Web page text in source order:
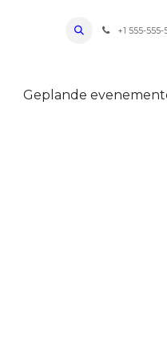
Bevoorradingen FAQ+1 555-555-
Geplande